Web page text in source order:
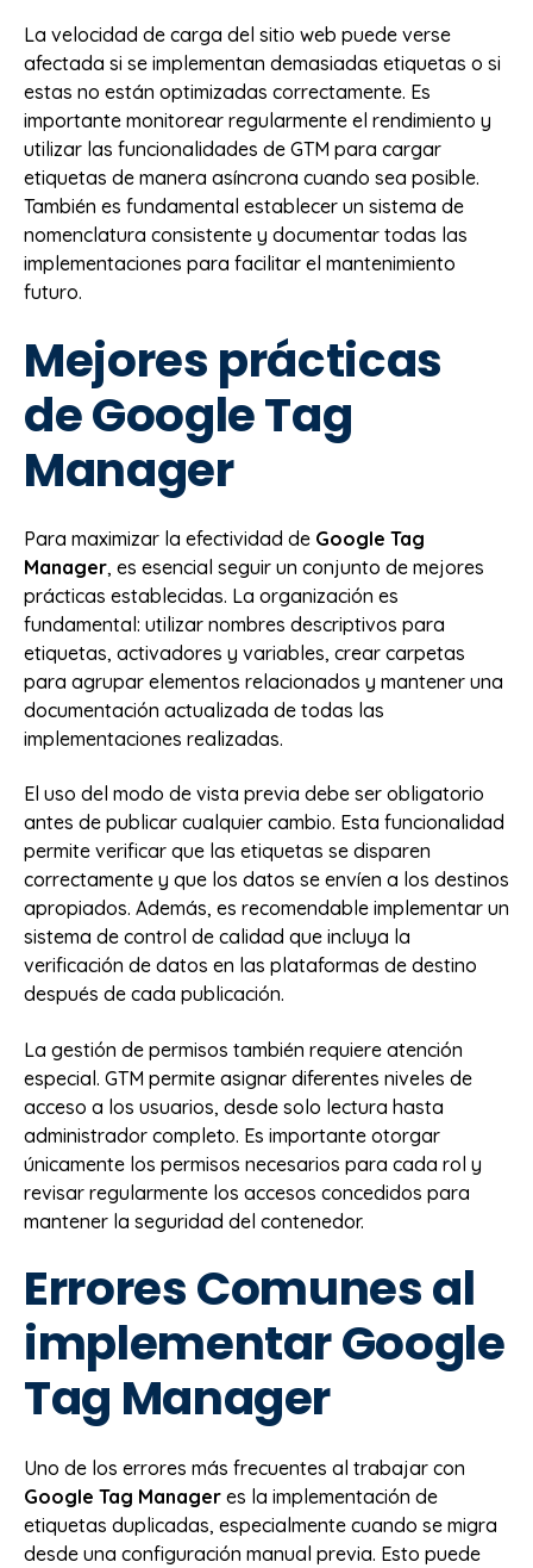
La velocidad de carga del sitio web puede verse
afectada si se implementan demasiadas etiquetas o si
estas no están optimizadas correctamente. Es
importante monitorear regularmente el rendimiento y
utilizar las funcionalidades de GTM para cargar
etiquetas de manera asíncrona cuando sea posible.
También es fundamental establecer un sistema de
nomenclatura consistente y documentar todas las
implementaciones para facilitar el mantenimiento
futuro.
Mejores prácticas
de Google Tag
Manager
Para maximizar la efectividad de Google Tag
Manager, es esencial seguir un conjunto de mejores
prácticas establecidas. La organización es
fundamental: utilizar nombres descriptivos para
etiquetas, activadores y variables, crear carpetas
para agrupar elementos relacionados y mantener una
documentación actualizada de todas las
implementaciones realizadas.
El uso del modo de vista previa debe ser obligatorio
antes de publicar cualquier cambio. Esta funcionalidad
permite verificar que las etiquetas se disparen
correctamente y que los datos se envíen a los destinos
apropiados. Además, es recomendable implementar un
sistema de control de calidad que incluya la
verificación de datos en las plataformas de destino
después de cada publicación.
La gestión de permisos también requiere atención
especial. GTM permite asignar diferentes niveles de
acceso a los usuarios, desde solo lectura hasta
administrador completo. Es importante otorgar
únicamente los permisos necesarios para cada rol y
revisar regularmente los accesos concedidos para
mantener la seguridad del contenedor.
Errores Comunes al
implementar Google
Tag Manager
Uno de los errores más frecuentes al trabajar con
Google Tag Manager es la implementación de
etiquetas duplicadas, especialmente cuando se migra
desde una configuración manual previa. Esto puede